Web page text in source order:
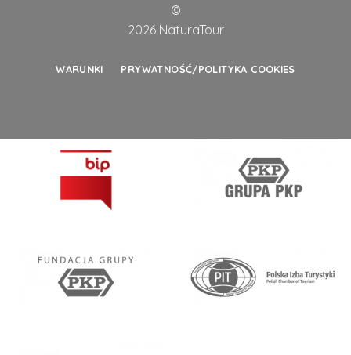
©
2026 NaturaTour
WARUNKI PRYWATNOŚĆ/POLITYKA COOKIES